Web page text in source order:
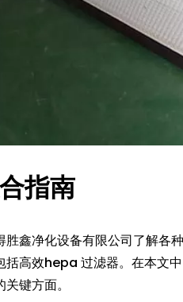
指南
鑫净化设备有限公司了解各
高效hepa 过滤器。在本文
键方面。